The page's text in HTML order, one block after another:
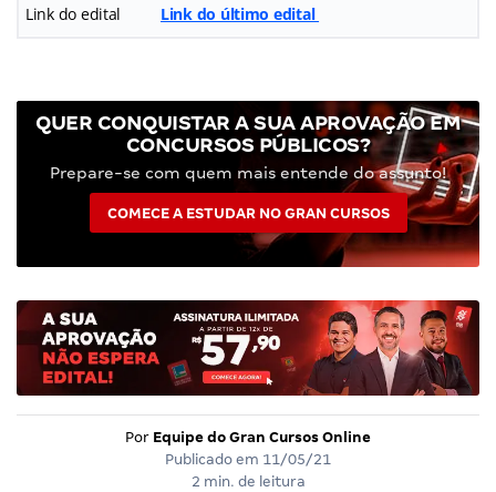
Link do edital Link do último edital
QUER CONQUISTAR A SUA APROVAÇÃO EM
CONCURSOS PÚBLICOS?
Prepare-se com quem mais entende do assunto!
COMECE A ESTUDAR NO GRAN CURSOS
Por Equipe do Gran Cursos Online
Publicado em 11/05/21
2 min. de leitura